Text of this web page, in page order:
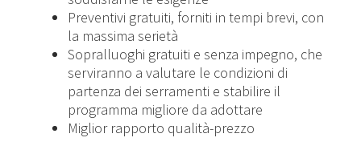
Preventivi gratuiti, forniti in tempi brevi, con
la massima serietà
Sopralluoghi gratuiti e senza impegno, che
serviranno a valutare le condizioni di
partenza dei serramenti e stabilire il
programma migliore da adottare
Miglior rapporto qualità-prezzo